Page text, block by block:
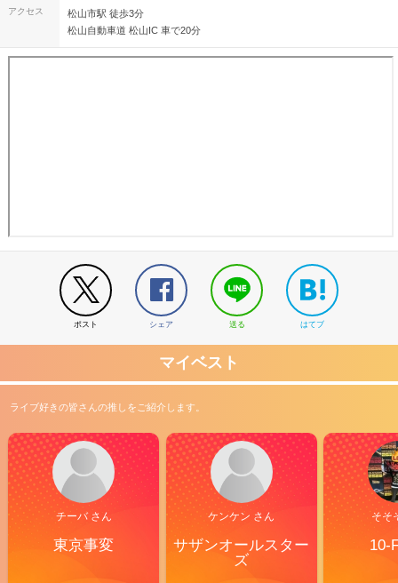
アクセス
松山市駅 徒歩3分
松山自動車道 松山IC 車で20分
ポスト シェア 送る はてブ
マイベスト
ライブ好きの皆さんの推しをご紹介します。
チーバ さん
東京事変
ケンケン さん
サザンオールスター
ズ
そそ
10-